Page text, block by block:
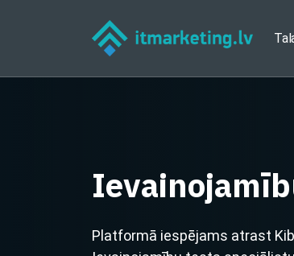
Platformā iespējams atrast